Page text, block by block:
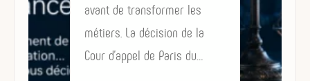
avant de transformer les
métiers. La décision de la
Cour d’appel de Paris du…